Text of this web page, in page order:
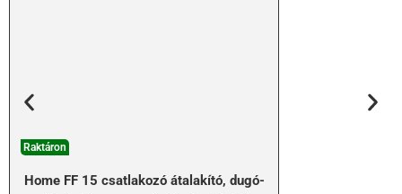
Raktáron
Home FF 15 csatlakozó átalakító, dugó-